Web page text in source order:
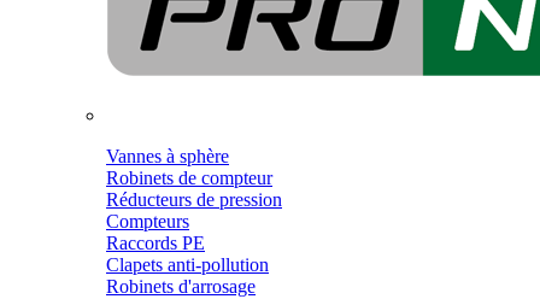
Vannes à sphère
Robinets de compteur
Réducteurs de pression
Compteurs
Raccords PE
Clapets anti-pollution
Robinets d'arrosage